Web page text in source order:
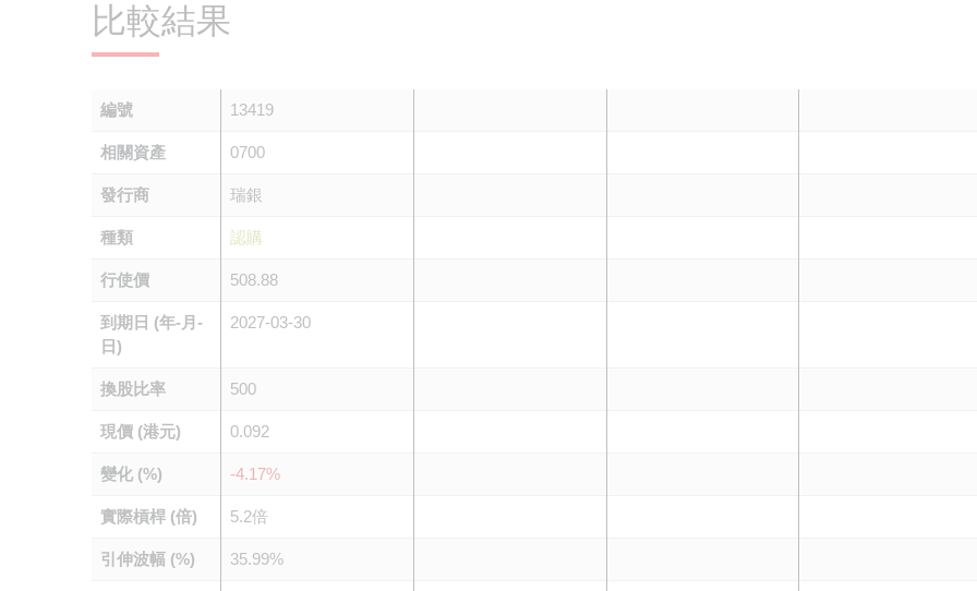
比較結果
編號 13419
相關資產 0700
發行商 瑞銀
種類 認購
行使價 508.88
到期日 (年-月-
日)
2027-03-30
換股比率 500
現價 (港元) 0.092
變化 (%) -4.17%
實際槓桿 (倍) 5.2倍
引伸波幅 (%) 35.99%